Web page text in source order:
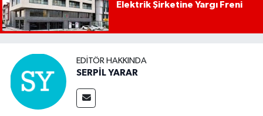
Elektrik Şirketine Yargı Freni
EDITÖR HAKKINDA
SERPİL YARAR